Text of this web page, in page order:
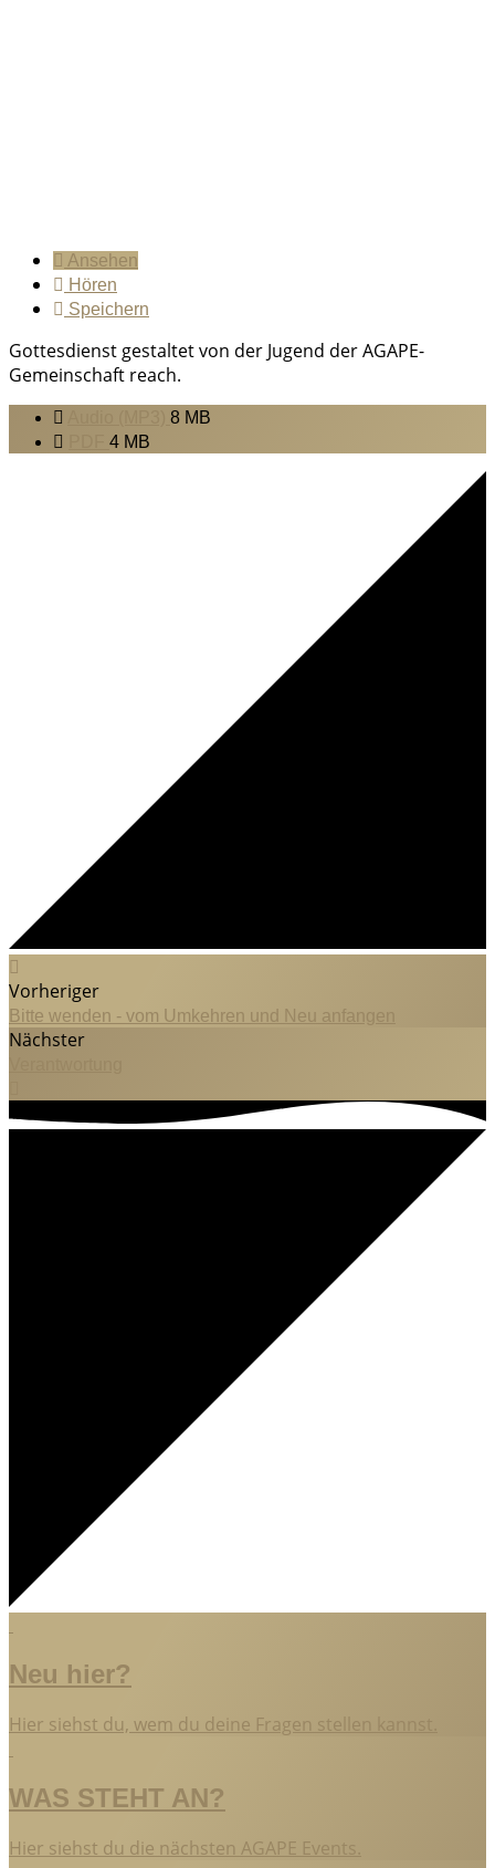
Ansehen
Hören
Speichern
Gottesdienst gestaltet von der Jugend der AGAPE-
Gemeinschaft reach.
8 MB
4 MB
Vorheriger
Bitte wenden - vom Umkehren und Neu anfangen
Nächster
Neu hier?
Hier siehst du, wem du deine Fragen stellen kannst.
WAS STEHT AN?
Hier siehst du die nächsten AGAPE Events.